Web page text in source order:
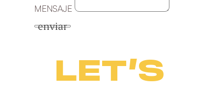
MENSAJE
enviar
LET’S